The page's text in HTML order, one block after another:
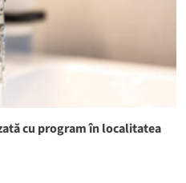
cu program în localitatea